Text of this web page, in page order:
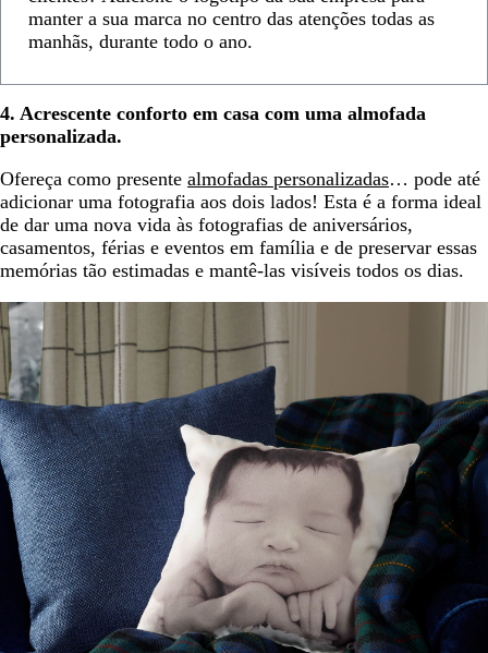
manter a sua marca no centro das atenções todas as
manhãs, durante todo o ano.
4. Acrescente conforto em casa com uma almofada
personalizada.
Ofereça como presente almofadas personalizadas… pode até
adicionar uma fotografia aos dois lados! Esta é a forma ideal
de dar uma nova vida às fotografias de aniversários,
casamentos, férias e eventos em família e de preservar essas
memórias tão estimadas e mantê-las visíveis todos os dias.